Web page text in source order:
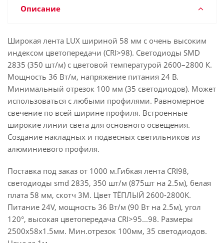
Описание
Широкая лента LUX шириной 58 мм с очень высоким
индексом цветопередачи (CRI>98). Светодиоды SMD
2835 (350 шт/м) с цветовой температурой 2600–2800 К.
Мощность 36 Вт/м, напряжение питания 24 В.
Минимальный отрезок 100 мм (35 светодиодов). Может
использоваться с любыми профилями. Равномерное
свечение по всей ширине профиля. Встроенные
широкие линии света для основного освещения.
Создание накладных и подвесных светильников из
алюминиевого профиля.
Поставка под заказ от 1000 м.Гибкая лента CRI98,
светодиоды smd 2835, 350 шт/м (875шт на 2.5м), белая
плата 58 мм, скотч 3М. Цвет ТЁПЛЫЙ 2600-2800K.
Питание 24V, мощность 36 Вт/м (90 Вт на 2.5м), угол
120°, высокая цветопередача CRI>95...98. Размеры
2500х58x1.5мм. Мин.отрезок 100мм, 35 светодиодов.